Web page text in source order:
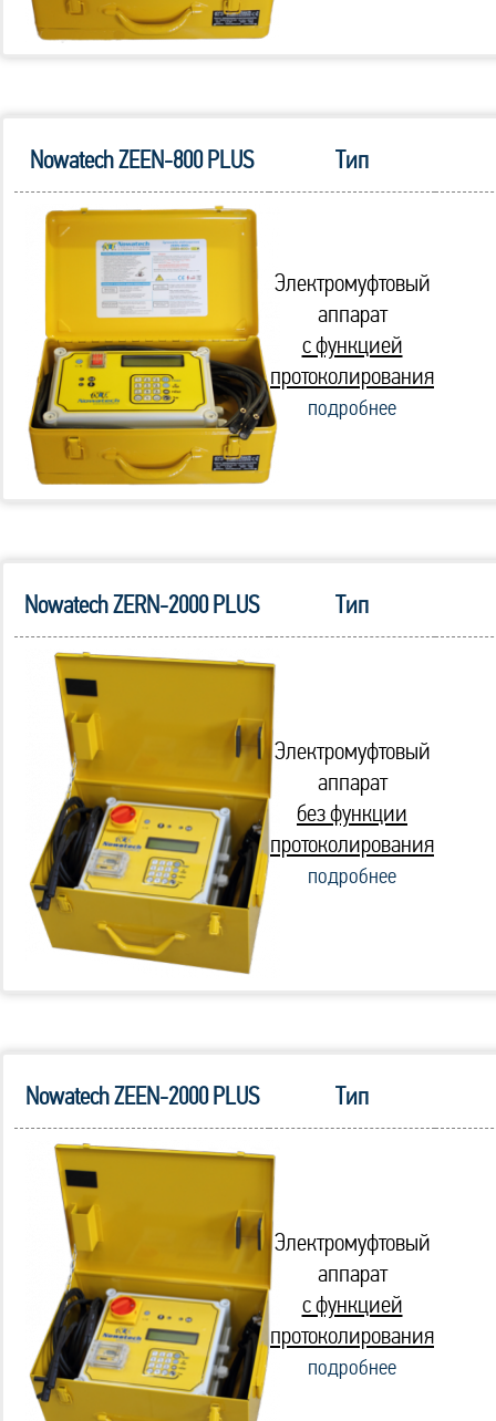
Nowatech ZEEN-800 PLUS Тип
Электромуфтовый
аппарат
с функцией
протоколирования
подробнее
Nowatech ZERN-2000 PLUS Тип
Электромуфтовый
аппарат
без функции
протоколирования
подробнее
Nowatech ZEEN-2000 PLUS Тип
Электромуфтовый
аппарат
с функцией
протоколирования
подробнее